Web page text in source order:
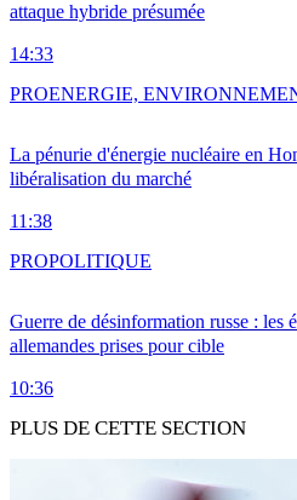
attaque hybride présumée
14:33
La pénurie d'énergie nucléaire en
libéralisation du marché
11:38
PROENERGIE,
Guerre de désinformation russe : les
allemandes prises pour cible
10:36
PROPOLITIQUE
PLUS DE CETTE SECTION